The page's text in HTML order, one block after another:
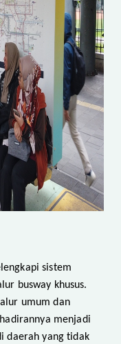
sistem
busway khusus.
umum dan
menjadi
daerah yang tidak